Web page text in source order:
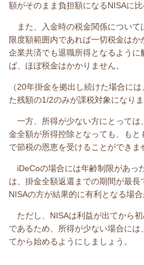
額がそのまま負担額になるNISAに比
また、入金時の税金関係について
限度額範囲内であれば一切税金は
企業共済でも退職所得となるよう
ば、ほぼ税金はかかりません。
（20年掛金を拠出し続けた場合に
た残額の1/2のみが課税対象になりま
一方、所得が少ない方にとっては
金全額が所得控除となっても、もと
で節税の恩恵を受けることができま
iDeCoの場合には年齢制限があっ
は、掛金全額返還までの期間が最長
NISAの方が結果的に有利となる場合
ただし、NISAは利益が出てから
であるため、所得が少ない場合に
てから始めるようにしましょう。